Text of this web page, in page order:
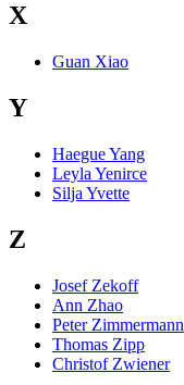
X
Guan Xiao
Y
Haegue Yang
Leyla Yenirce
Silja Yvette
Z
Josef Zekoff
Ann Zhao
Peter Zimmermann
Thomas Zipp
Christof Zwiener